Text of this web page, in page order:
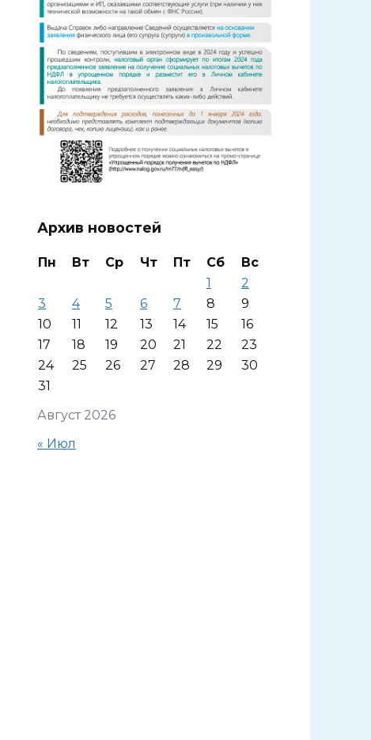
Архив новостей
Август 2026
Пн Вт Ср Чт Пт Сб
Вс
1
2
3
4 5 6 7 8
9
10
11 12 13 14 15
16
17
18 19 20 21 22
23
24
25 26 27 28 29
30
31
« Июл